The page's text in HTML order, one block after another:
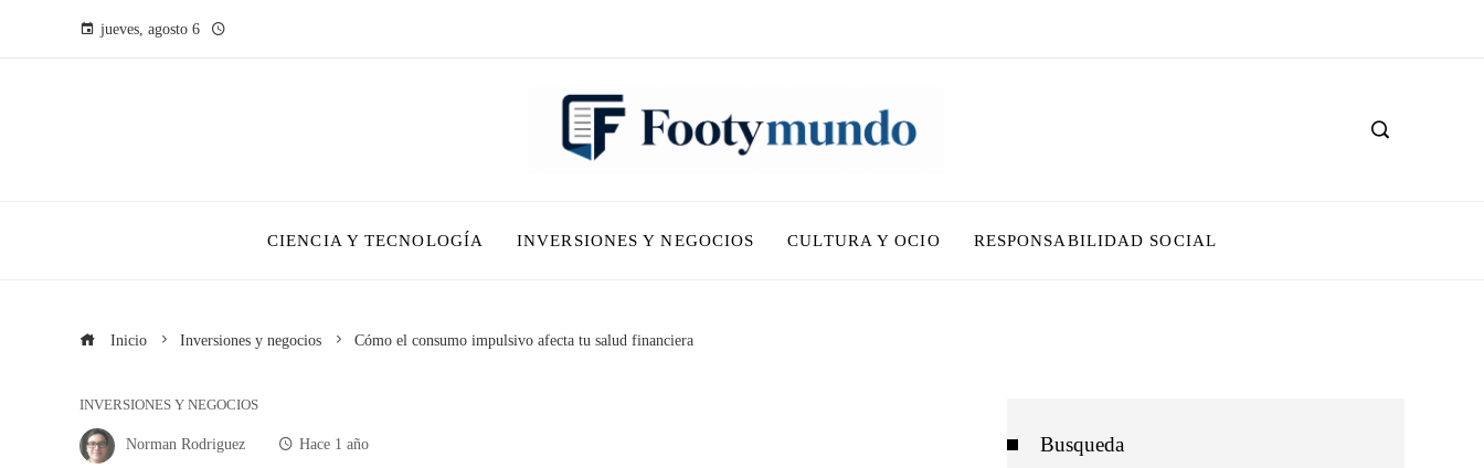
jueves, agosto 6
CIENCIA Y TECNOLOGÍA INVERSIONES Y NEGOCIOS CULTURA Y OCIO RESPONSABILIDAD SOCIAL
Inicio Inversiones y negocios Cómo el consumo impulsivo afecta tu salud financiera
INVERSIONES Y NEGOCIOS
Norman Rodriguez Hace 1 año Busqueda